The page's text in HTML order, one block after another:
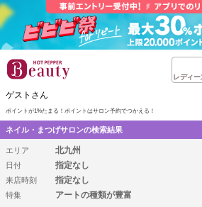
レディー
ゲストさん
ポイントが1%たまる！ ポイントはサロン予約でつかえる！
ネイル・まつげサロンの検索結果
エリア 北九州
日付 指定なし
来店時刻 指定なし
特集 アートの種類が豊富